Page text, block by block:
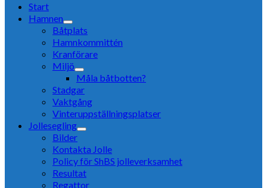
Start
Hamnen
Båtplats
Hamnkommittén
Kranförare
Miljö
Måla båtbotten?
Stadgar
Vaktgång
Vinteruppställningsplatser
Jollesegling
Bilder
Kontakta Jolle
Policy för ShBS jolleverksamhet
Resultat
Regattor